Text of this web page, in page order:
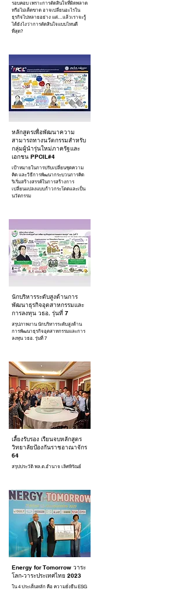
รอบคอบ เพราะการตัดสินใจที่ผิดพลาด
หรือไม่เด็ดขาด อาจเปลี่ยนอะไรใน
ธุรกิจไปหลายอย่าง แต่…แล้วเราจะรู้
ได้ยังไงว่าการตัดสินใจแบบไหนดี
ที่สุด?
หลักสูตรเพื่อพัฒนาความ
สามารถทางนวัตกรรมสำหรับ
กลุ่มผู้นำรุ่นใหม่ภาครัฐและ
เอกชน PPCIL#4
เป้าหมายในการปรับเปลี่ยนชุดความ
คิด และวิธีการพัฒนากระบวนการคิด
ริเริ่มสร้างสรรค์ในการสร้างการ
เปลี่ยนแปลงแบบก้าวกระโดดและเป็น
นวัตกรรม
นักบริหารระดับสูงด้านการ
พัฒนาธุรกิจอุตสาหกรรมและ
การลงทุน วธอ. รุ่นที่ 7
สรุปภาพงาน นักบริหารระดับสูงด้าน
การพัฒนาธุรกิจอุตสาหกรรมและการ
ลงทุน วธอ. รุ่นที่ 7
เลี้ยงรับรอง เรียนจบหลักสูตร
วิทยาลัยป้องกันราชอาณาจักร
64
สรุปประวัติ พล.ต.อำนาจ เลิศหิรัณย์
Energy for Tomorrow วาระ
โลก-วาระประเทศไทย 2023
ใน 4 ประเด็นหลัก คือ ความยั่งยืน ESG